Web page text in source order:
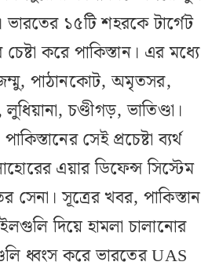
১৫টি শহরকে টার্গেট
করে পাকিস্তান। এর মধ্যে
পাঠানকোট, অমৃতসর,
চণ্ডীগড়, ভাতিণ্ডা।
সেই প্রচেষ্টা ব্যর্থ
এয়ার ডিফেন্স সিস্টেম
সেনা। সূত্রের খবর, পাকিস্তান
দিয়ে হামলা চালানোর
ধ্বংস করে ভারতের UAS